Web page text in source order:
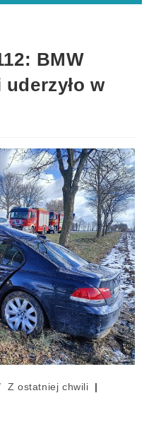
BMW
w
Z ostatniej chwili